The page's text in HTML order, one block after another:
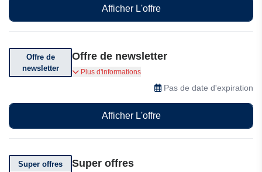
Afficher L'offre
Offre de
newsletter
Offre de newsletter
Abonnez-vous à la newsletter dès aujourd'hui
pour recevoir des offres spéciales et des
Plus d'informations
Pas de date d'expiration
Afficher L'offre
Super offres Super offres